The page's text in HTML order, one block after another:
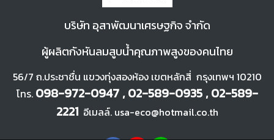
บริษัท อุสาพัฒนาเศรษฐกิจ จำกัด
ผู้ผลิตกังหันลมสูบน้ำคุณภาพสูงของคนไทย
56/7 ถ.ประชาชื่น แขวงทุ่งสองห้อง เขตหลักสี่ กรุงเทพฯ 10210
โทร. 098-972-0947 , 02-589-0935 , 02-589-
2221อีเมลล์. usa-eco@hotmail.co.th